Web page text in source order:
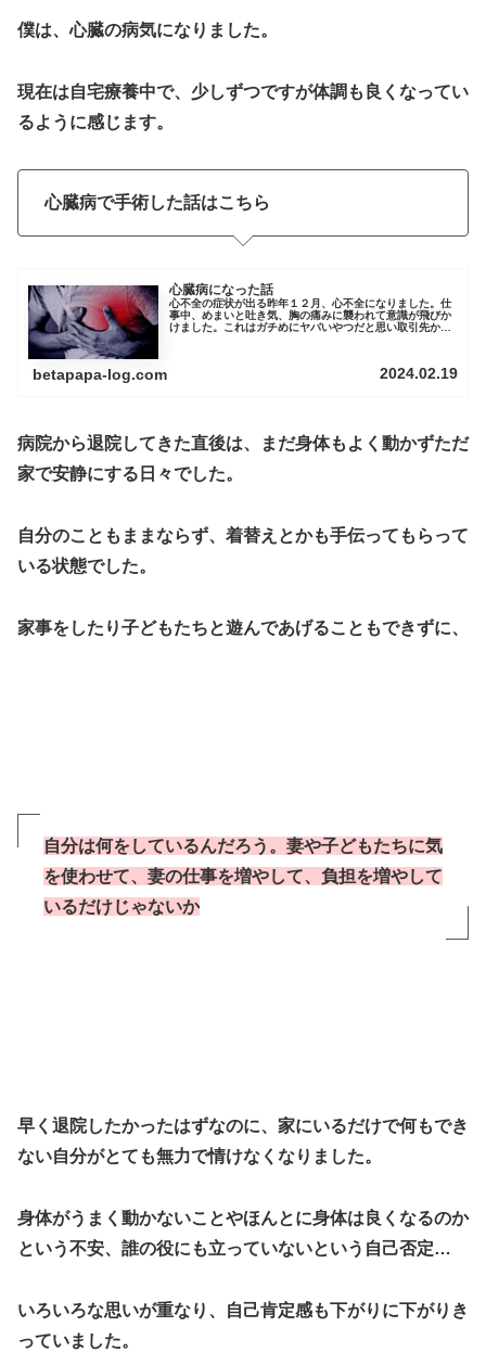
僕は、心臓の病気になりました。
現在は自宅療養中で、少しずつですが体調も良くなってい
るように感じます。
心臓病で手術した話はこちら
心臓病になった話
心不全の症状が出る昨年１２月、心不全になりました。仕
事中、めまいと吐き気、胸の痛みに襲われて意識が飛びか
けました。これはガチめにヤバいやつだと思い取引先から
betapapa-log.com 2024.02.19
病院から退院してきた直後は、まだ身体もよく動かずただ
家で安静にする日々でした。
自分のこともままならず、着替えとかも手伝ってもらって
いる状態でした。
家事をしたり子どもたちと遊んであげることもできずに、
自分は何をしているんだろう。妻や子どもたちに気
を使わせて、妻の仕事を増やして、負担を増やして
いるだけじゃないか
早く退院したかったはずなのに、家にいるだけで何もでき
ない自分がとても無力で情けなくなりました。
身体がうまく動かないことやほんとに身体は良くなるのか
という不安、誰の役にも立っていないという自己否定…
いろいろな思いが重なり、自己肯定感も下がりに下がりき
っていました。